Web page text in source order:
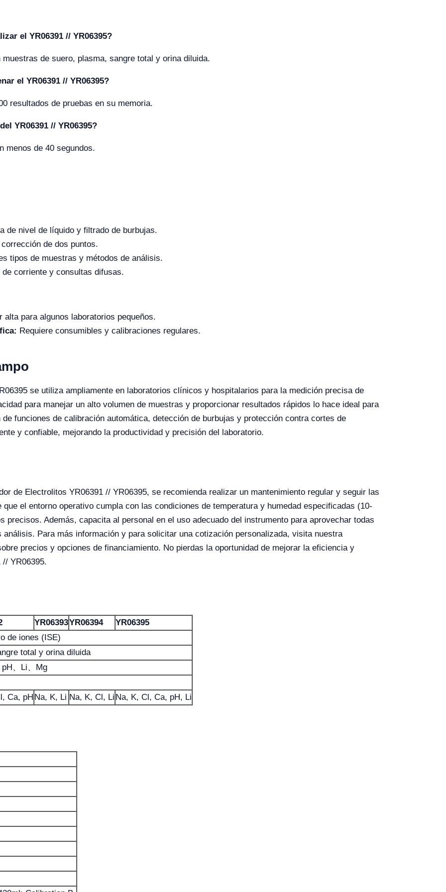
el YR06391 // YR06395?
de suero, plasma, sangre total y orina diluida.
el YR06391 // YR06395?
resultados de pruebas en su memoria.
YR06391 // YR06395?
menos de 40 segundos.
de nivel de líquido y filtrado de burbujas.
de dos puntos.
tipos de muestras y métodos de análisis.
corriente y consultas difusas.
para algunos laboratorios pequeños.
Requiere consumibles y calibraciones regulares.
se utiliza ampliamente en laboratorios clínicos y hospitalarios para la medición precisa de
para manejar un alto volumen de muestras y proporcionar resultados rápidos lo hace ideal para
funciones de calibración automática, detección de burbujas y protección contra cortes de
y confiable, mejorando la productividad y precisión del laboratorio.
de Electrolitos YR06391 // YR06395, se recomienda realizar un mantenimiento regular y seguir las
el entorno operativo cumpla con las condiciones de temperatura y humedad especificadas (10-
precisos. Además, capacita al personal en el uso adecuado del instrumento para aprovechar todas
Para más información y para solicitar una cotización personalizada, visita nuestra
precios y opciones de financiamiento. No pierdas la oportunidad de mejorar la eficiencia y
YR06395.
YR06393YR06394
YR06395
de iones (ISE)
total y orina diluida
、Li、Mg
Ca, pH Na, K, Li Na, K, Cl, Li Na, K, Cl, Ca, pH, Li